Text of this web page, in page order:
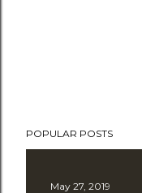
POPULAR POSTS
May 27, 2019